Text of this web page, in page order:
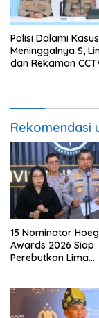
Polisi Dalami Kasus
Meninggalnya S,
dan Rekaman
Rekomendasi
15 Nominator
Awards 2026 Siap
Perebutkan Lima